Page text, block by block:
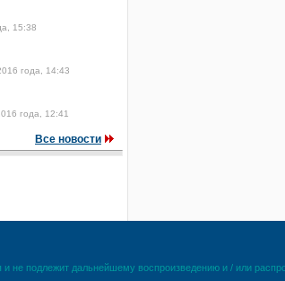
15:38
года, 14:43
года, 12:41
Все новости
не подлежит дальнейшему воспроизведению и / или